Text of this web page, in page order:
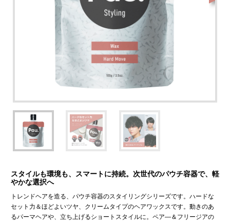
スタイルも環境も、スマートに持続。次世代のパウチ容器で、軽
やかな選択へ
トレンドヘアを造る、パウチ容器のスタイリングシリーズです。ハードな
セット力＆ほどよいツヤ、クリームタイプのヘアワックスです。動きのあ
るパーマヘアや、立ち上げるショートスタイルに。ペア―＆フリージアの